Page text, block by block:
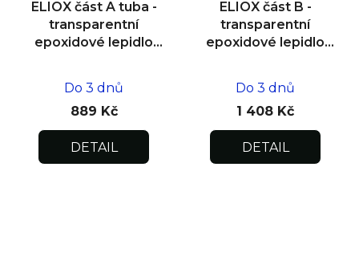
ELIOX část A tuba -
transparentní
epoxidové lepidlo
Do 3 dnů
889 Kč
DETAIL
ELIOX část B -
transparentní
epoxidové lepidlo
Do 3 dnů
1 408 Kč
DETAIL